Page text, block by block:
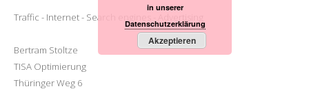
Traffic - Internet - Search engines -
Bertram Stoltze
TISA Optimierung
Thüringer Weg 6
in unserer
Datenschutzerklärung
Akzeptieren